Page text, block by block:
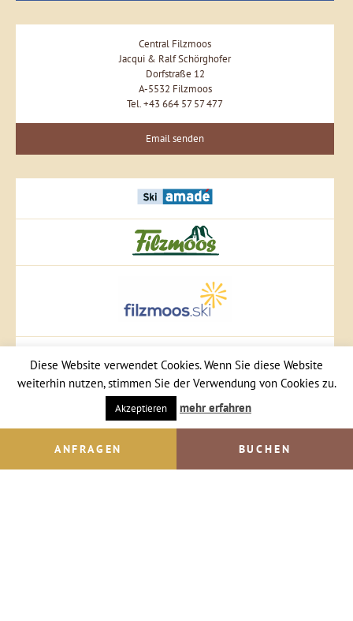
ANFRAGEN BUCHEN
Central Filzmoos
Jacqui & Ralf Schörghofer
Dorfstraße 12
A-5532 Filzmoos
Tel. +43 664 57 57 477
Email senden
Diese Website verwendet Cookies. Wenn Sie diese Website
weiterhin nutzen, stimmen Sie der Verwendung von Cookies zu.
Akzeptieren mehr erfahren